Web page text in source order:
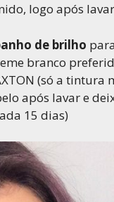
logo após
de brilho
branco
(só a tintura
após lavar e
15 dias)